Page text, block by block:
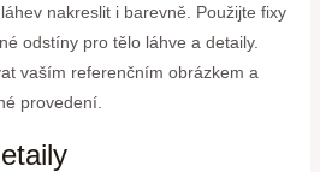
nakreslit i barevně. Použijte fixy
odstíny pro tělo láhve a detaily.
vaším referenčním obrázkem a
provedení.